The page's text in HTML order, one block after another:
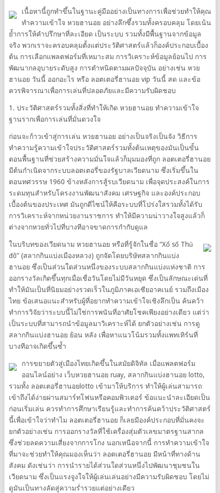
เนื้อหานี้ถูกทำขึ้นในฐานะคู่มืออย่างเป็นทางการเพื่อช่วยทำให้คุณ
ทำความเข้าใจ หวยฮานอย อย่างลึกซึ้งรวมทั้งครอบคลุม โดยเน้น
ย้ำการให้คำปรึกษาที่ละเอียด เป็นระบบ รวมทั้งมีพื้นฐานจากข้อมูล
จริง พวกเราจะครอบคลุมตั้งแต่ประวัติศาสตร์แล้วก็องค์ประกอบเบื้อง
ต้น การเลือกแพลตฟอร์มที่เหมาะสม การวิเคราะห์ข้อมูลย้อนไป การ
พัฒนากลอุบายระดับสูง การตำหนิดตามผลปัจจุบัน อย่างเช่น หวย
ฮานอย วันนี้ ออกอะไร หรือ ลอตเตอรี่ฮานอย vip วันนี้ สด และข้อ
ควรพิจารณาเพื่อการเล่นที่ปลอดภัยและมีความรับผิดชอบ
1. ประวัติศาสตร์รวมทั้งสิ่งที่ทำให้เกิด หวยฮานอย ทำความเข้าใจ
ฐานรากเพื่อการเล่นที่มั่นดวงใจ
ก่อนจะก้าวเข้าสู่การเล่น หวยฮานอย อย่างเป็นจริงเป็นจัง วิธีการ
ทำความรู้ความเข้าใจประวัติศาสตร์รวมทั้งต้นเหตุของมันเป็นขั้น
ตอนพื้นฐานที่ช่วยสร้างความมั่นใจแล้วก็มุมมองที่ถูก ลอตเตอรี่ฮานอย
มีต้นกำเนิดจากระบบลอตเตอรี่ของรัฐบาลเวียดนาม ซึ่งเริ่มขึ้นใน
ตอนทศวรรษ 1960 ข้างหลังการสู้รบเวียดนาม เพื่อจุดประสงค์ในการ
ระดมทุนสำหรับโครงงานพัฒนาสังคม เศรษฐกิจ และองค์ประกอบ
เบื้องต้นของประเทศ มันถูกดีไซน์ให้คือระบบที่โปร่งใสรวมทั้งได้รับ
การวิเคราะห์จากหน่วยงานราชการ ทำให้มีความน่าวางใจสูงแล้วก็
ต่างจากหวยทั่วไปที่บางทีอาจขาดการกำกับดูแล
ในบริบทของเวียดนาม หวยฮานอย หรือที่รู้จักในชื่อ “Xổ số Thủ
đô” (สลากกินแบ่งเมืองหลวง) ถูกจัดโดยบริษัทสลากกินแบ่ง
ฮานอย ซึ่งเป็นส่วนใดส่วนหนึ่งของระบบสลากกินแบ่งแห่งชาติ การ
ออกรางวัลเกิดขึ้นทุกเมื่อเชื่อวันโดยไม่มีวันหยุด ซึ่งเป็นลักษณะเด่นที่
ทำให้มันเป็นที่นิยมอย่างรวดเร็วในภูมิภาคเอเซียอาคเนย์ รวมถึงเมือง
ไทย ข้อเสนอแนะสำหรับผู้ที่อยากทำความเข้าใจเชิงลึกเป็น ค้นคว้า
ทำการวิจัยว่าระบบนี้ไม่ใช่การพนันที่อาศัยโชคเพียงอย่างเดียว แต่ว่า
เป็นระบบที่สามารถนำข้อมูลมาวิเคราะห์ได้ ยกตัวอย่างเช่น การดู
สลากกินแบ่งฮานอย ย้อน หลัง เพื่อหาแนวโน้มรวมทั้งแพทเทิร์นที่
บางทีอาจเกิดขึ้นซ้ำ
การขยายตัวสู่เมืองไทยเกิดขึ้นในสมัยดิจิทัล เมื่อแพลตฟอร์ม
ออนไลน์อย่าง เว็บหวยฮานอย ruay, สลากกินแบ่งฮานอย lotto,
รวมทั้ง ลอตเตอรี่ฮานอยlotto เข้ามาให้บริการ ทำให้ผู้เล่นสามารถ
เข้าถึงได้ง่ายผ่านสมาร์ทโฟนหรือคอมพิวเตอร์ ข้อแนะนำละเอียดเป็น
ก่อนเริ่มเล่น ควรทำการศึกษาเรียนรู้และทำการค้นคว้าประวัติศาสตร์
นี้เพื่อเข้าใจว่าทำไม ลอตเตอรี่ฮานอย ก็เลยมีองค์ประกอบที่มั่นคงจะ
ยกตัวอย่างเช่น การออกรางวัลที่ใช้เครื่องสุ่มตัวเลขมาตรฐานสากล
ซึ่งช่วยลดความเสี่ยงจากการโกง นอกเหนือจากนี้ การทำความเข้าใจ
ที่มาจะช่วยทำให้คุณมองเห็นว่า ลอตเตอรี่ฮานอย มีหน้าที่ทางด้าน
สังคม ดังเช่นว่า การนำรายได้ส่วนใดส่วนหนึ่งไปพัฒนาชุมชนใน
เวียดนาม ซึ่งเป็นแรงจูงใจให้ผู้เล่นเล่นอย่างมีความรับผิดชอบ โดยไม่
ดูมันเป็นทางลัดสู่ความร่ำรวยแต่อย่างเดียว